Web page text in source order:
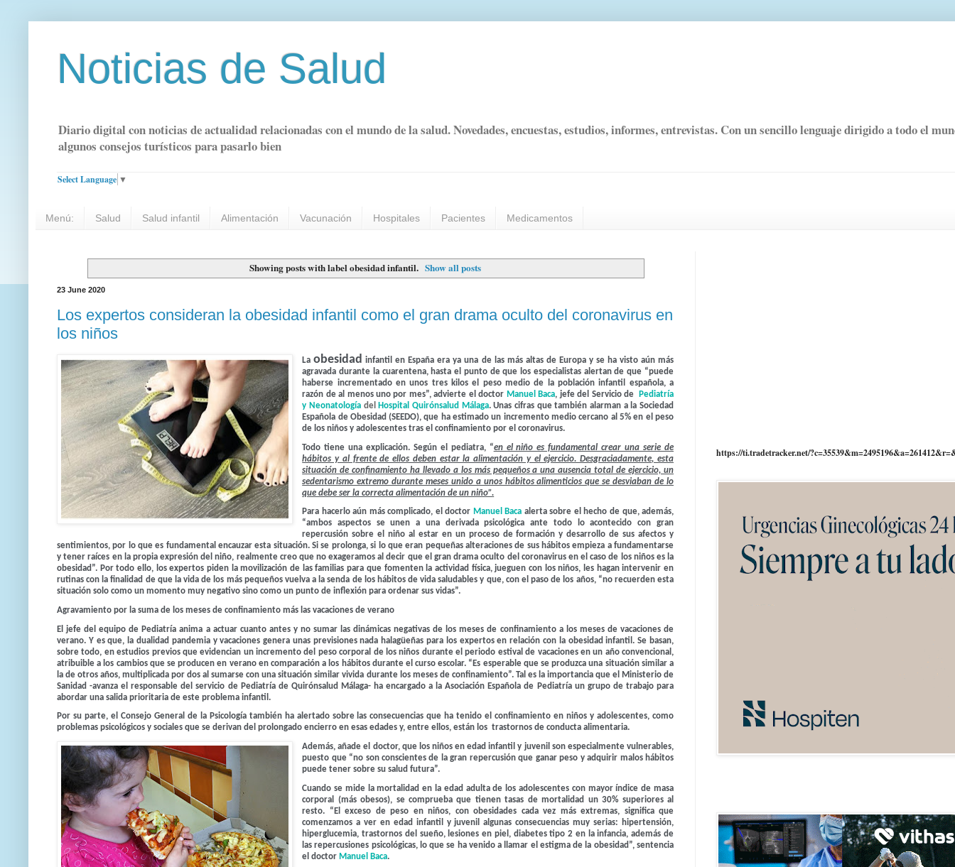
Noticias de Salud
Diario digital con noticias de actualidad relacionadas con el mundo de la salud. Novedades, encuestas, estudios, informes, entrevistas. Con un sencillo lenguaje dirigido a todo el
algunos consejos turísticos para pasarlo bien
Select Language ▼
Menú: Salud Salud infantil Alimentación Vacunación Hospitales Pacientes Medicamentos
Showing posts with labelobesidad infantil. Show all posts
23 June 2020
Los expertos consideran la obesidad infantil como el gran drama oculto del coronavirus en
los niños
Laobesidad infantil en España era ya una de las más altas de Europa y se ha visto aún más
agravada durante la cuarentena, hasta el punto de que los especialistas alertan de que “puede
haberse incrementado enunos tres kilos el peso medio de la población infantil española, a
razón de al menos uno por mes”, advierte el doctor Manuel Baca, jefe del Servicio de
Pediatría
y Neonatologíadel Hospital Quirónsalud Málaga. Unas cifras que también alarman a la Sociedad
Española de Obesidad (SEEDO), que ha estimado un incremento medio cercano al 5% en el peso
de los niños y adolescentes tras el confinamiento por el coronavirus.
Todo tiene una explicación. Según el pediatra, “en el niño es fundamental crear una serie de
hábitos y al frente de ellos deben estar la alimentación y el ejercicio. Desgraciadamente, esta
situación de confinamiento ha llevado a los más pequeños a una ausencia total de ejercicio, un
sedentarismo extremo durante meses unido a unos hábitos alimenticios que se desviaban de lo
que debe ser la correcta alimentación de un niño”.
Para hacerlo aún más complicado, el doctor Manuel Baca alerta sobre el hecho de que, además,
“ambos aspectos se unen a una derivada psicológica ante todo lo acontecido con gran
repercusión sobre el niño al estar en un proceso de formación y desarrollo de sus afectos y
sentimientos, por lo que es fundamental encauzar esta situación. Si se prolonga, si lo que eran pequeñas alteraciones de sus hábitos empieza a fundamentarse
y tener raíces en la propia expresión del niño, realmente creo que no exageramos al decir que el gran drama oculto del coronavirus en el caso de los niños es la
obesidad ”. Por todo ello, los expertos piden la movilización de las familias para que fomenten la actividad física, jueguen con los niños, les hagan intervenir en
rutinas con la finalidad de que la vida de los más pequeños vuelva a la senda de los hábitos de vida saludables y que, con el paso de los años, “no recuerden esta
situación solo como un momento muy negativo sino como un punto de inflexión para ordenar sus vidas”.
Agravamiento por la suma de los meses de confinamiento más las vacaciones de verano
El jefe del equipo de Pediatría anima a actuar cuanto antes y no sumar las dinámicas negativas de los meses de confinamiento a los meses de vacaciones de
verano. Y es que, la dualidad pandemia y vacaciones genera unas previsiones nada halagüeñas para los expertos en relación con la obesidad infantil. Se basan,
sobre todo, en estudios previos que evidencian un incremento del peso corporal de los niños durante el periodo estival de vacaciones en un año convencional,
atribuible a los cambios que se producen en verano en comparación a los hábitos durante el curso escolar. “Es esperable que se produzca una situación similar a
la de otros años, multiplicada por dos al sumarse con una situación similar vivida durante los meses de confinamiento”. Tal es la importancia que el Ministerio de
Sanidad -avanza el responsable del servicio de Pediatría de Quirónsalud Málaga- ha encargado a la Asociación Española de Pediatría un grupo de trabajo para
abordar una salida prioritaria de este problema infantil.
Por su parte, el Consejo General de la Psicologíatambién ha alertado sobre las consecuencias que ha tenido el confinamiento en niños y adolescentes, como
problemas psicológicos y sociales que se derivan del prolongado encierro en esas edades y, entre ellos, están los trastornos de conducta alimentaria.
Además, añade el doctor, que los niños en edad infantil y juvenil son especialmente vulnerables,
puesto que “no son conscientes de la gran repercusión que ganar peso y adquirir malos hábitos
puede tener sobre su salud futura”.
Cuando se mide la mortalidad en la edad adulta de los adolescentes con mayor índice de masa
corporal (más obesos), se comprueba que tienen tasas de mortalidad un 30% superiores al
resto. “El exceso de peso en niños, con obesidades cada vez más extremas, significa que
comenzamos a ver en edad infantil y juvenil algunas consecuencias muy serias: hipertensión,
hiperglucemia, trastornos del sueño, lesiones en piel, diabetes tipo 2 en la infancia, además de
las repercusiones psicológicas, lo que se ha venido a llamar el estigma de la obesidad”, sentencia
el doctor Manuel Baca.
https://ti.tradetracker.net/